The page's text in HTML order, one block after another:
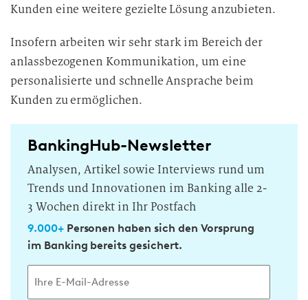
Kunden eine weitere gezielte Lösung anzubieten.
Insofern arbeiten wir sehr stark im Bereich der
anlassbezogenen Kommunikation, um eine
personalisierte und schnelle Ansprache beim
Kunden zu ermöglichen.
BankingHub-Newsletter
Analysen, Artikel sowie Interviews rund um
Trends und Innovationen im Banking alle 2-
3 Wochen direkt in Ihr Postfach
9.000+Personen haben sich den Vorsprung
im Banking bereits gesichert.